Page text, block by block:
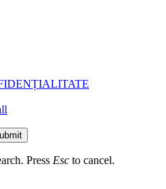
Press Esc to cancel.